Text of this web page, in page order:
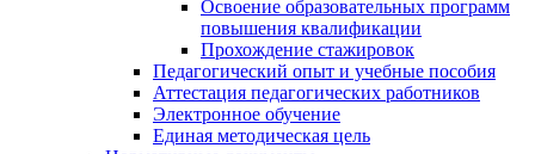
Освоение образовательных программ
повышения квалификации
Прохождение стажировок
Педагогический опыт и учебные пособия
Аттестация педагогических работников
Электронное обучение
Единая методическая цель